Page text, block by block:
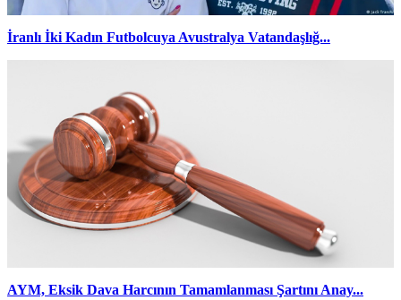
İranlı İki Kadın Futbolcuya Avustralya Vatandaşlığ...
AYM, Eksik Dava Harcının Tamamlanması Şartını Anay...